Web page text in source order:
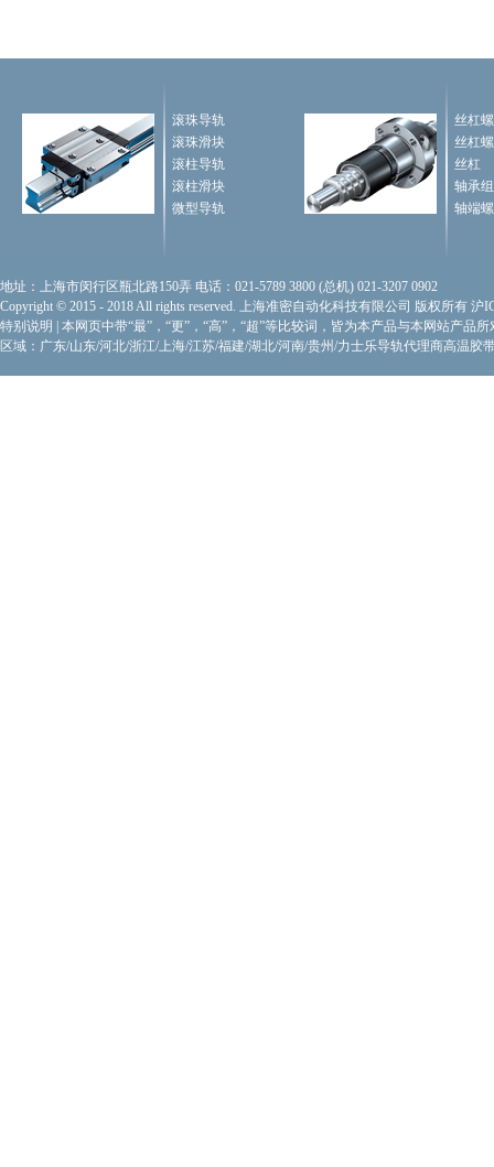
滚珠导轨
滚珠滑块
滚柱导轨
滚柱滑块
微型导轨
丝杠
丝杠
丝杠
轴承
轴端
地址：上海市闵行区瓶北路150弄 电话：021-5789 3800 (总机) 021-3207 0902
Copyright © 2015 - 2018 All rights reserved. 上海准密自动化科技有限公司 版权所有 沪
特别说明
本网页中带“最”，“更”，“高”，“超”等比较词，皆为本产品与本网站产品所
区域：广东/山东/河北/浙江/上海/江苏/福建/湖北/河南/贵州/力士乐导轨代理商高温胶